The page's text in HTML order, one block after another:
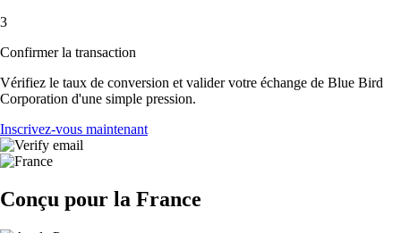
3
Confirmer la transaction
Vérifiez le taux de conversion et valider votre échange de Blue Bird
Corporation d'une simple pression.
Inscrivez-vous maintenant
Conçu pour la France